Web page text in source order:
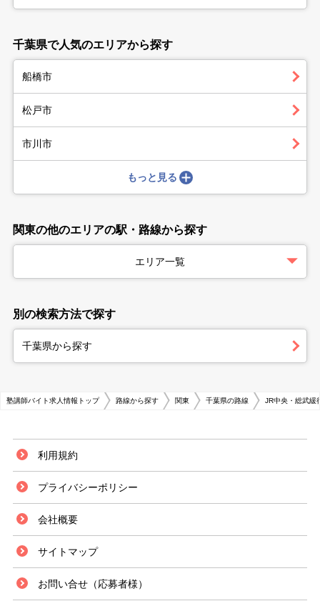
千葉県で人気のエリアから探す
船橋市
松戸市
市川市
もっと見る
関東の他のエリアの駅・路線から探す
エリア一覧
別の検索方法で探す
千葉県から探す
塾講師バイト求人情報トップ 路線から探す 関東 千葉県の路線 JR中央・総武緩
利用規約
プライバシーポリシー
会社概要
サイトマップ
お問い合せ（応募者様）